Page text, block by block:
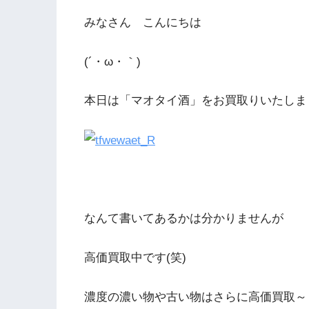
みなさん こんにちは
(´・ω・｀)
本日は「マオタイ酒」をお買取りいたし
なんて書いてあるかは分かりませんが
高価買取中です(笑)
濃度の濃い物や古い物はさらに高価買取～